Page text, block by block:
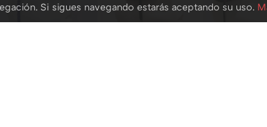
Si sigues navegando estarás aceptando su uso.